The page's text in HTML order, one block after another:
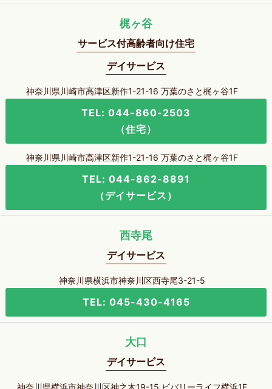
梶ヶ谷
サービス付高齢者向け住宅
デイサービス
神奈川県川崎市高津区新作1-21-16 万葉のさと梶ヶ谷1F
TEL: 044-860-2503
（住宅）
神奈川県川崎市高津区新作1-21-16 万葉のさと梶ヶ谷1F
TEL: 044-862-8891
（デイサービス）
西寺尾
デイサービス
神奈川県横浜市神奈川区西寺尾3-21-5
TEL: 045-430-4165
大口
デイサービス
神奈川県横浜市神奈川区神之木19-15 ビバリーライフ横浜1F